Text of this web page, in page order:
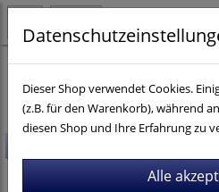
Fahrräder MTB Cube
Dieser Shop verwendet Cookies.
(z.B. für den Warenkorb), während
diesen Shop und Ihre Erfahrung zu